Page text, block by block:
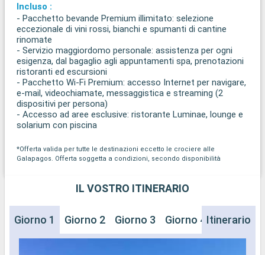
Incluso :
- Pacchetto bevande Premium illimitato: selezione
eccezionale di vini rossi, bianchi e spumanti di cantine
rinomate
- Servizio maggiordomo personale: assistenza per ogni
esigenza, dal bagaglio agli appuntamenti spa, prenotazioni
ristoranti ed escursioni
- Pacchetto Wi-Fi Premium: accesso Internet per navigare,
e-mail, videochiamate, messaggistica e streaming (2
dispositivi per persona)
- Accesso ad aree esclusive: ristorante Luminae, lounge e
solarium con piscina
*Offerta valida per tutte le destinazioni eccetto le crociere alle
Galapagos. Offerta soggetta a condizioni, secondo disponibilità
IL VOSTRO ITINERARIO
Giorno 1 Giorno 2 Giorno 3 Giorno 4 Giorno 5
Itinerario